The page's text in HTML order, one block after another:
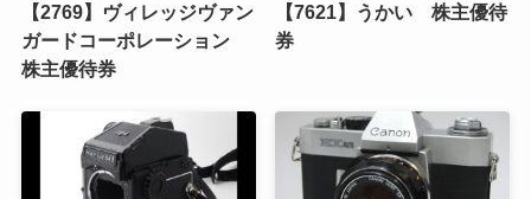
【2769】ヴィレッジヴァン
ガードコーポレーション
株主優待券
【7621】うかい 株主優待
券